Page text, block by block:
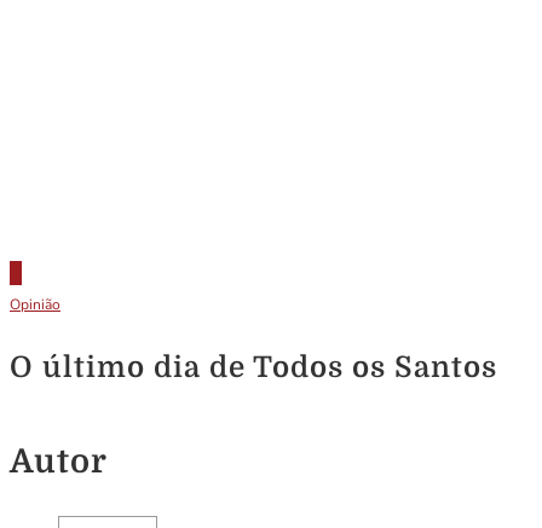
Opinião
O último dia de Todos os Santos
Autor